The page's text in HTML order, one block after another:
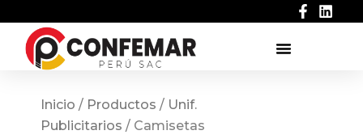
contenido
Inicio / Productos / Unif.
Publicitarios / Camisetas